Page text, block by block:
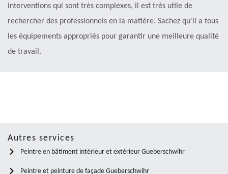
interventions qui sont très complexes, il est très utile de
rechercher des professionnels en la matière. Sachez qu'il a tous
les équipements appropriés pour garantir une meilleure qualité
de travail.
Autres services
Peintre en bâtiment intérieur et extérieur Gueberschwihr
Peintre et peinture de façade Gueberschwihr